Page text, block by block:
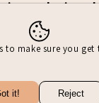
in voor de
Powered
to make sure you get
it! Reject